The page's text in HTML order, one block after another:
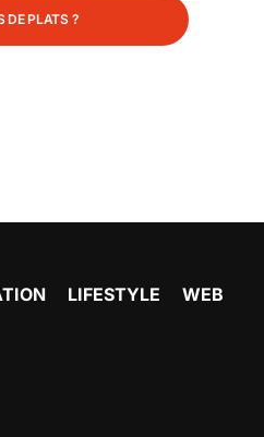
DE PLATS ?
LIFESTYLE WEB